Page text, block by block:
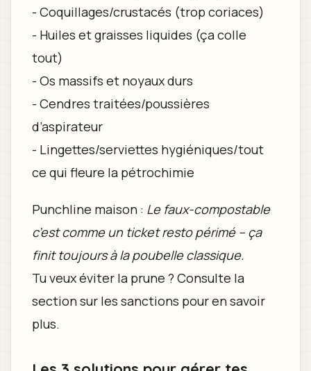
- Coquillages/crustacés (trop coriaces)
- Huiles et graisses liquides (ça colle
tout)
- Os massifs et noyaux durs
- Cendres traitées/poussières
d’aspirateur
- Lingettes/serviettes hygiéniques/tout
ce qui fleure la pétrochimie
Punchline maison : Le faux-compostable
c’est comme un ticket resto périmé – ça
finit toujours à la poubelle classique.
Tu veux éviter la prune ? Consulte la
section sur les sanctions pour en savoir
plus.